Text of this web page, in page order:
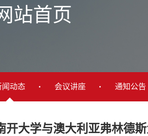
站首页
闻动态 会议讲座 通知公告
开大学与澳大利亚弗林德